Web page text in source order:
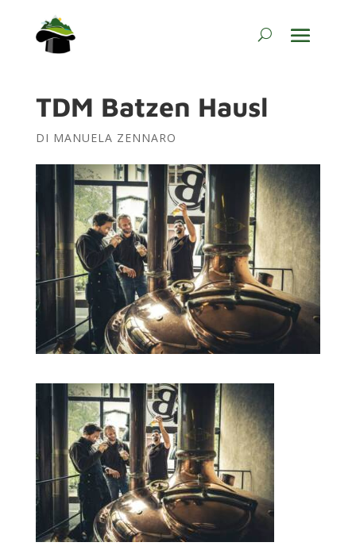
TDM Batzen Hausl
DI MANUELA ZENNARO